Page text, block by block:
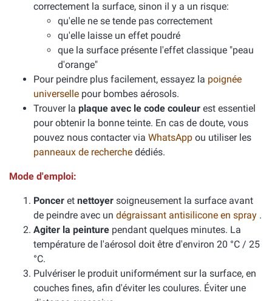
correctement la surface, sinon il y a un risque:
qu'elle ne se tende pas correctement
qu'elle laisse un effet poudré
que la surface présente l'effet classique "peau
d'orange"
Pour peindre plus facilement, essayez la poignée
universelle pour bombes aérosols.
Trouver la plaque avec le code couleur est essentiel
pour obtenir la bonne teinte. En cas de doute, vous
pouvez nous contacter via WhatsApp ou utiliser les
panneaux de recherche dédiés.
Mode d'emploi:
Poncer et nettoyer soigneusement la surface avant
de peindre avec un dégraissant antisilicone en spray .
Agiter la peinture pendant quelques minutes. La
température de l'aérosol doit être d'environ 20 °C / 25
°C.
Pulvériser le produit uniformément sur la surface, en
couches fines, afin d'éviter les coulures. Éviter une